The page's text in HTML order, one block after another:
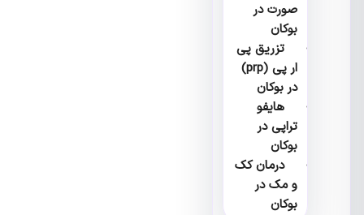
صورت در
بوکان
تزریق پی
ار پی (prp)
در بوکان
هایفو
تراپی در
بوکان
درمان کک
و مک در
بوکان